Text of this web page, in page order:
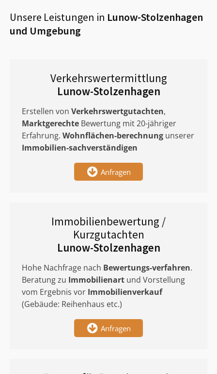
Unsere Leistungen in Lunow-Stolzenhagen
und Umgebung
Verkehrswertermittlung
Lunow-Stolzenhagen
Erstellen von Verkehrswertgutachten,
Marktgerechte Bewertung mit 20-jähriger
Erfahrung. Wohnflächen-berechnung unserer
Immobilien-sachverständigen
Anfragen
Immobilienbewertung /
Kurzgutachten
Lunow-Stolzenhagen
Hohe Nachfrage nach Bewertungs-verfahren.
Beratung zu Immobilienart und Vorstellung
vom Ergebnis vor Immobilienverkauf
(Gebäude: Reihenhaus etc.)
Anfragen